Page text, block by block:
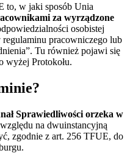
to, w jaki sposób Unia
za wyrządzone
osobistej
pracowniczego lub
Tu również pojawi się
wyżej Protokołu.
Sprawiedliwości orzeka w
na dwuinstancyjną
zgodnie z art. 256 TFUE, do